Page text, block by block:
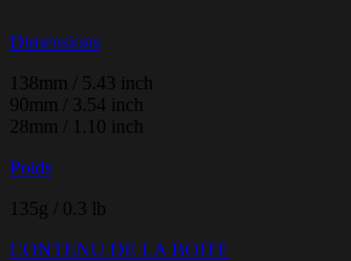
Dimensions
138mm / 5.43 inch
90mm / 3.54 inch
28mm / 1.10 inch
Poids
135g / 0.3 lb
CONTENU DE LA BOITE